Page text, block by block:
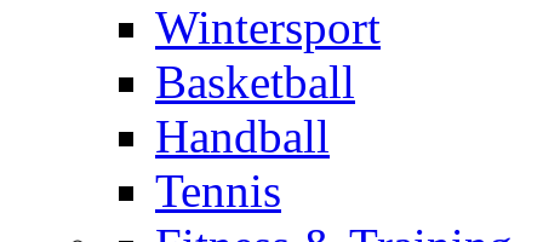
Wintersport
Basketball
Handball
Tennis